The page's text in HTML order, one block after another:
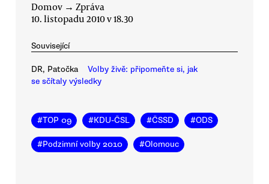
Domov → Zpráva
10. listopadu 2010 v 18.30
Související
DR, Patočka
Volby živě: připomeňte si, jak
se sčítaly výsledky
#TOP 09 #KDU-ČSL #ČSSD #ODS
#Podzimní volby 2010 #Olomouc